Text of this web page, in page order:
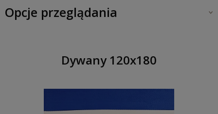
Opcje przeglądania
Dywany 120x180